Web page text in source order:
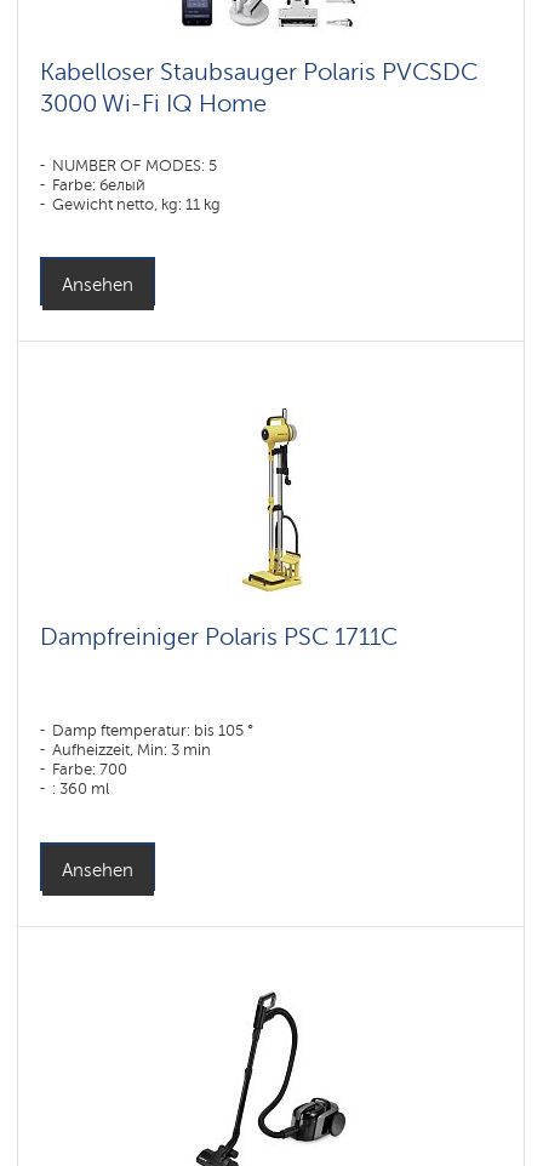
Kabelloser Staubsauger Polaris PVCSDC
3000 Wi-Fi IQ Home
NUMBER OF MODES: 5
Farbe: белый
Gewicht netto, kg: 11 kg
Ansehen
Dampfreiniger Polaris PSC 1711C
Damp ftemperatur: bis 105 °
Aufheizzeit, Min: 3 min
Farbe: 700
: 360 ml
Ansehen